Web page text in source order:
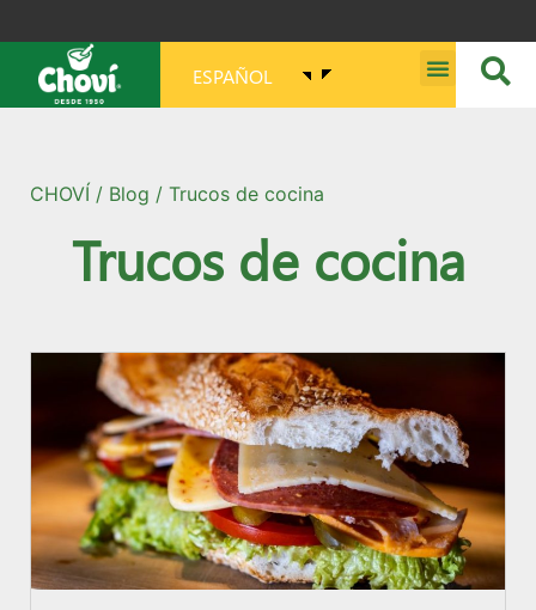
ESPAÑOL
CHOVÍ / Blog / Trucos de cocina
Trucos de cocina